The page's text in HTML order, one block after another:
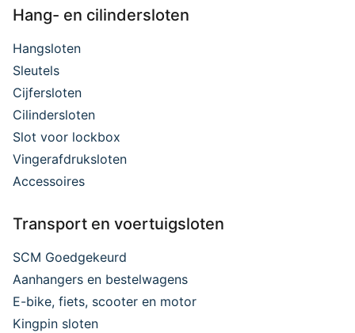
Hang- en cilindersloten
Hangsloten
Sleutels
Cijfersloten
Cilindersloten
Slot voor lockbox
Vingerafdruksloten
Accessoires
Transport en voertuigsloten
SCM Goedgekeurd
Aanhangers en bestelwagens
E-bike, fiets, scooter en motor
Kingpin sloten